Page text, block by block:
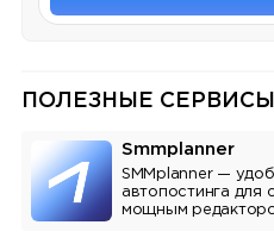
ПОЛЕЗНЫЕ
Smmplanner
SMMplanner —
автопостинга для
мощным